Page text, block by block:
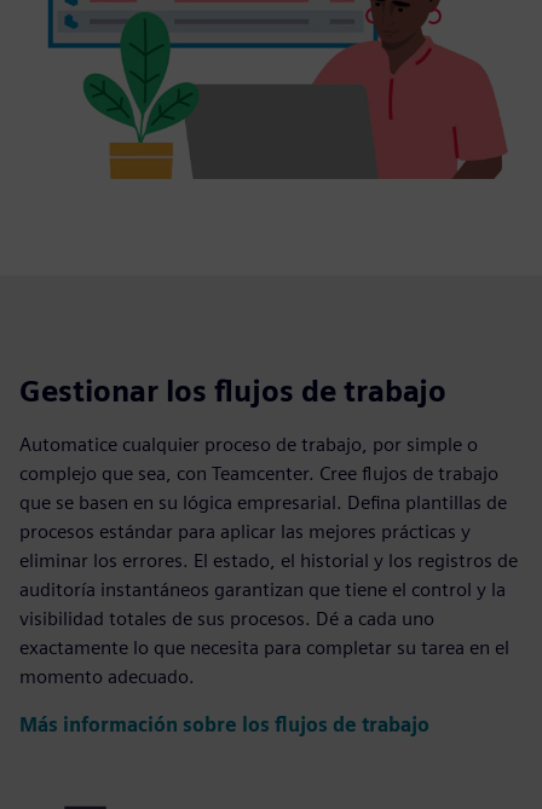
Gestionar los flujos de trabajo
Automatice cualquier proceso de trabajo, por simple o
complejo que sea, con Teamcenter. Cree flujos de trabajo
que se basen en su lógica empresarial. Defina plantillas de
procesos estándar para aplicar las mejores prácticas y
eliminar los errores. El estado, el historial y los registros de
auditoría instantáneos garantizan que tiene el control y la
visibilidad totales de sus procesos. Dé a cada uno
exactamente lo que necesita para completar su tarea en el
momento adecuado.
Más información sobre los flujos de trabajo